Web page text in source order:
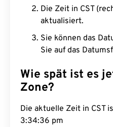
Die Zeit in CST
aktualisiert.
Sie können das
Sie auf das
Wie spät ist es
Zone?
Die aktuelle Zeit in CST
3:34:37 pm